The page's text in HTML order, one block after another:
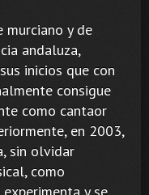
murciano y de
andaluza,
inicios que con
consigue
como cantaor
en 2003,
sin olvidar
como